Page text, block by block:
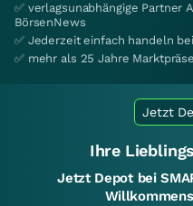
✅ verlagsunabhängige Partner
BörsenNews
✅ Jederzeit einfach handeln
✅ mehr als 25 Jahre
Jetzt
Ihre
Jetzt Depot bei